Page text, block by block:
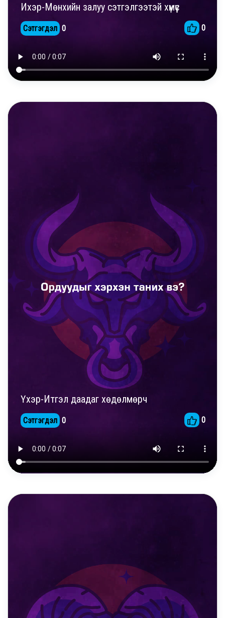
Ихэр-Мөнхийн залуу сэтгэлгээтэй хүмүүс
Сэтгэгдэл 0 0
Үхэр-Итгэл даадаг хөдөлмөрч
Сэтгэгдэл 0 0